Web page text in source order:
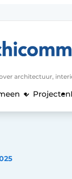
Algemene
architectuur,
Projecten